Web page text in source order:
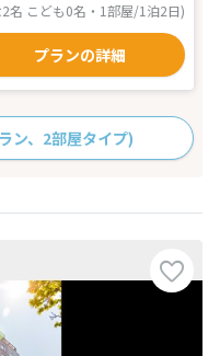
名 こども0名・1部屋/1泊2日)
プランの詳細
ン、2部屋タイプ)